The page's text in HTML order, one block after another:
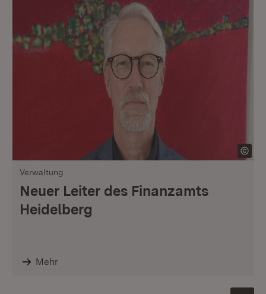
Verwaltung
Neuer Leiter des Finanzamts
Heidelberg
Mehr